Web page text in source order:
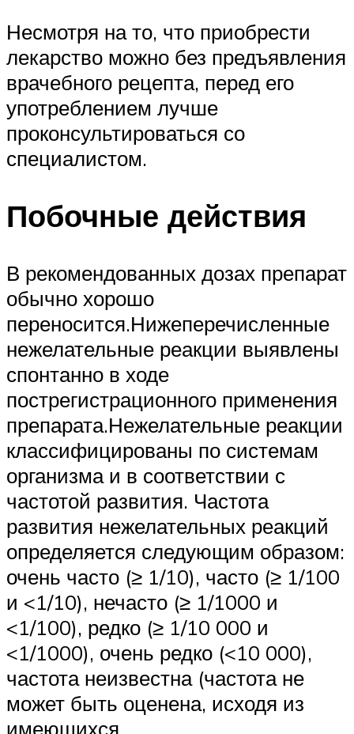
Несмотря на то, что приобрести
лекарство можно без предъявления
врачебного рецепта, перед его
употреблением лучше
проконсультироваться со
специалистом.
Побочные действия
В рекомендованных дозах препарат
обычно хорошо
переносится.Нижеперечисленные
нежелательные реакции выявлены
спонтанно в ходе
пострегистрационного применения
препарата.Нежелательные реакции
классифицированы по системам
организма и в соответствии с
частотой развития. Частота
развития нежелательных реакций
определяется следующим образом:
очень часто (≥ 1/10), часто (≥ 1/100
и <1/10), нечасто (≥ 1/1000 и
<1/100), редко (≥ 1/10 000 и
<1/1000), очень редко (<10 000),
частота неизвестна (частота не
может быть оценена, исходя из
имеющихся